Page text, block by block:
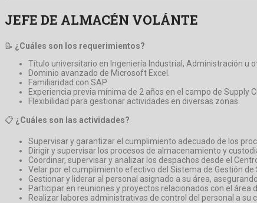
JEFE DE ALMACÉN VOLÁNTE
📝 ¿Cuáles son los requerimientos?
Título universitario en Ingeniería Industrial, Administración u
Dominio avanzado de Microsoft Excel.
Familiaridad con SAP.
Experiencia previa mínima de 2 años en el campo de Supply
Flexibilidad para gestionar actividades en diversas zonas.
📋 ¿Cuáles son las actividades?
Supervisar y garantizar el cumplimiento adecuado de los
Dirigir y supervisar los procesos de almacenamiento y
Coordinar, supervisar y analizar los despachos desde el
Velar por el cumplimiento efectivo del Sistema de Gestión de
Gestionar y liderar al personal asignado a su área,
Participar en reuniones y proyectos relacionados con el área
Realizar labores administrativas de control del personal a su